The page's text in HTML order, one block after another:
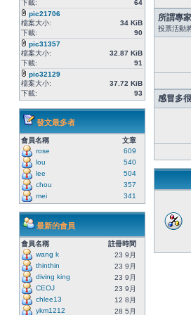
下載:
64
pic21706
檔案大小:
34 KiB
下載:
90
pic31357
檔案大小:
32.87 KiB
下載:
91
pic32129
檔案大小:
37.72 KiB
下載:
93
發文最多者
會員名稱
文章
rose
609
lou
540
lee
504
chou
357
mei
341
最新的會員
會員名稱
註冊時間
wang k
23 9月
thinthin
23 9月
diving king
23 9月
CEOJ
23 9月
chlee13
12 8月
ykm1212
28 5月
所謂專
投票活動
感冒多